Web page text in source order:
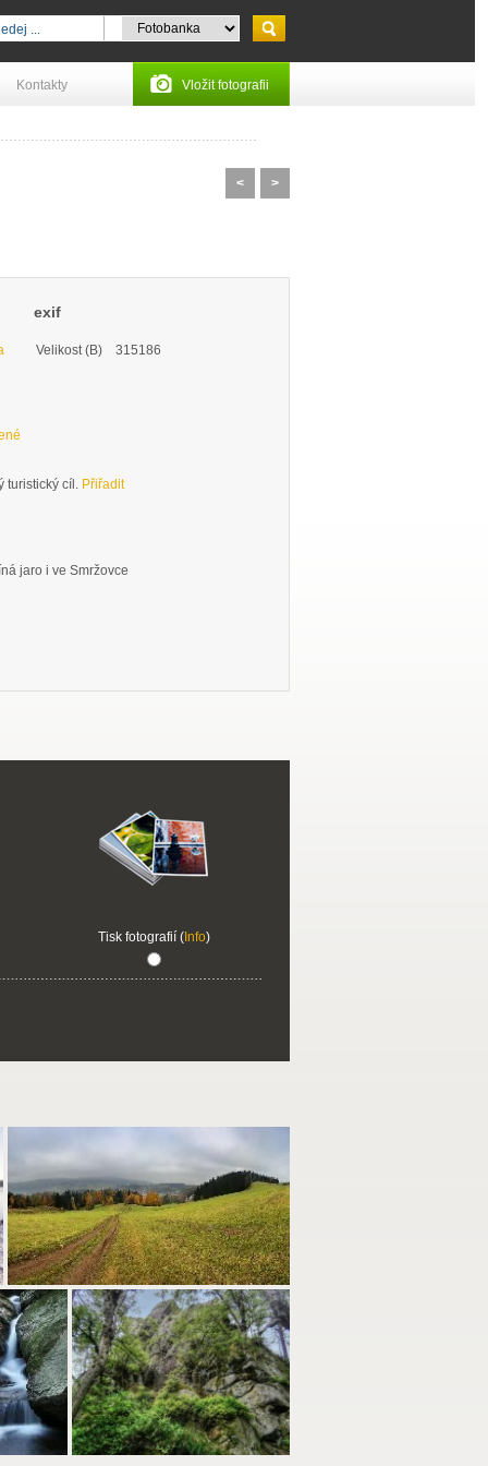
Kontakty Vložit fotografii
< >
exif
Velikost (B) 315186
turistický cíl. Přiřadit
jaro i ve Smržovce
Tisk fotografií (Info)